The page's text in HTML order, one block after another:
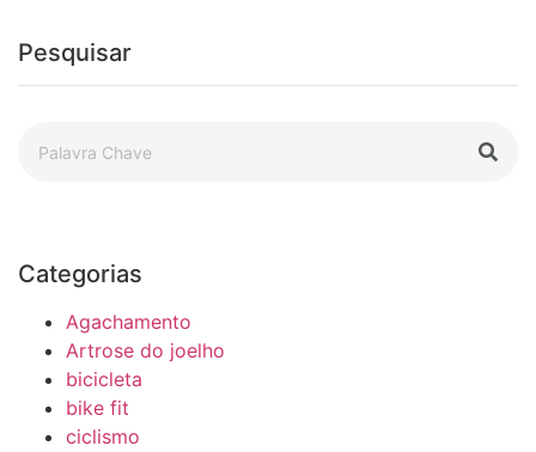
Pesquisar
Categorias
Agachamento
Artrose do joelho
bicicleta
bike fit
ciclismo